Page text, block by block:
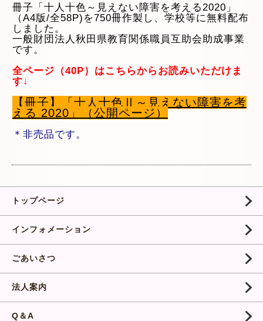
冊子「十人十色～見えない障害を考える2020」
（A4版/全58P)を750冊作製し、学校等に無料配布
しました。
一般財団法人秋田県教育関係職員互助会助成事業
です。
全ページ（40P）はこちらからお読みいただけま
す↓
【冊子】「十人十色Ⅱ～見えない障害を考
える 2020」（公開ページ）
＊非売品です。
トップページ
インフォメーション
ごあいさつ
法人案内
Q＆A